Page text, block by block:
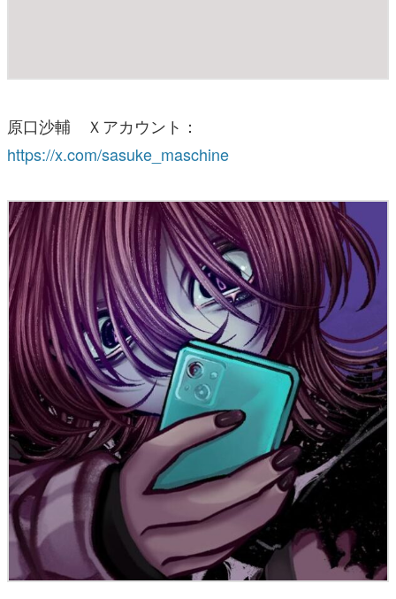
原口沙輔 Ｘアカウント：
https://x.com/sasuke_maschine